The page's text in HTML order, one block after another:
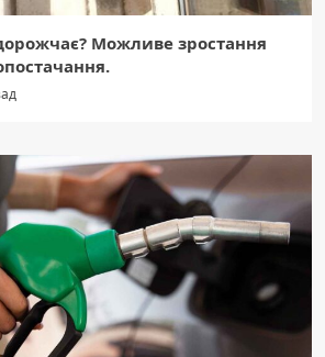
Можливе зростання